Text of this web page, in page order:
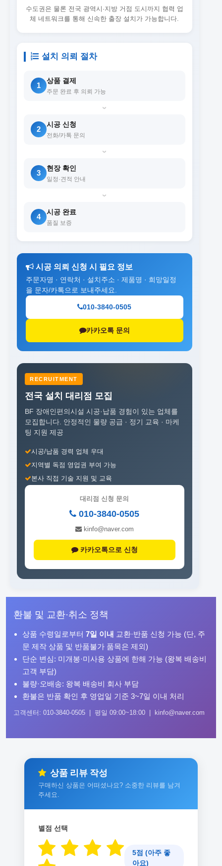
수도권은 물론 전국 광역시·지방 거점 도시까지 협력 업
체 네트워크를 통해 신속한 출장 설치가 가능합니다.
설치 의뢰 절차
1
상품 결제
주문 완료 후 의뢰 가능
›
2
시공 신청
전화/카톡 문의
›
3
현장 확인
일정·견적 안내
›
4
시공 완료
품질 보증
시공 의뢰 신청 시 필요 정보
주문자명 · 연락처 · 설치주소 · 제품명 · 희망일정
을 문자/카톡으로 보내주세요.
010-3840-0505
카카오톡 문의
RECRUITMENT
전국 설치 대리점 모집
BF 장애인편의시설 시공·납품 경험이 있는 업체를
모집합니다. 안정적인 물량 공급 · 정기 교육 · 마케
팅 지원 제공
시공/납품 경력 업체 우대
지역별 독점 영업권 부여 가능
본사 직접 기술 지원 및 교육
대리점 신청 문의
010-3840-0505
kinfo@naver.com
카카오톡으로 신청
환불 및 교환·취소 정책
상품 수령일로부터 7일 이내 교환·반품 신청 가능 (단, 주
문 제작 상품 및 반품불가 품목은 제외)
단순 변심: 미개봉·미사용 상품에 한해 가능 (왕복 배송비
고객 부담)
불량·오배송: 왕복 배송비 회사 부담
환불은 반품 확인 후 영업일 기준 3~7일 이내 처리
고객센터: 010-3840-0505 | 평일 09:00~18:00 | kinfo@naver.com
상품 리뷰 작성
구매하신 상품은 어떠셨나요? 소중한 리뷰를 남겨
주세요.
별점 선택
5점 (아주 좋
아요)